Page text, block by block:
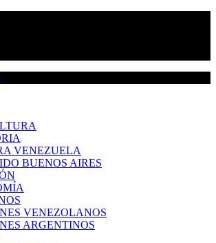
VENEZUELA
BUENOS AIRES
VENEZOLANOS
ARGENTINOS